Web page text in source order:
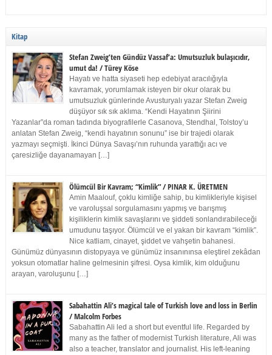
Kitap
Stefan Zweig’ten Gündüz Vassaf’a: Umutsuzluk bulaşıcıdır,
umut da! / Türey Köse
Hayatı ve hatta siyaseti hep edebiyat aracılığıyla
kavramak, yorumlamak isteyen bir okur olarak bu
umutsuzluk günlerinde Avusturyalı yazar Stefan Zweig
düşüyor sık sık aklıma. “Kendi Hayatının Şiirini
Yazanlar”da roman tadında biyografilerle Casanova, Stendhal, Tolstoy’u
anlatan Stefan Zweig, “kendi hayatının sonunu” ise bir trajedi olarak
yazmayı seçmişti. İkinci Dünya Savaşı’nın ruhunda yarattığı acı ve
çaresizliğe dayanamayan […]
Ölümcül Bir Kavram; “Kimlik” / PINAR K. ÜRETMEN
Amin Maalouf, çoklu kimliğe sahip, bu kimlikleriyle kişisel
ve varoluşsal sorgulamasını yapmış ve barışmış
kişiliklerin kimlik savaşlarını ve şiddeti sonlandırabileceği
umudunu taşıyor. Ölümcül ve el yakan bir kavram “kimlik”.
Nice katliam, cinayet, şiddet ve vahşetin bahanesi.
Günümüz dünyasının distopyaya ve günümüz insanınınsa eleştirel zekâdan
yoksun otomatlar haline gelmesinin şifresi. Oysa kimlik, kim olduğunu
arayan, varoluşunu […]
Sabahattin Ali’s magical tale of Turkish love and loss in Berlin
/ Malcolm Forbes
Sabahattin Ali led a short but eventful life. Regarded by
many as the father of modernist Turkish literature, Ali was
also a teacher, translator and journalist. His left-leaning